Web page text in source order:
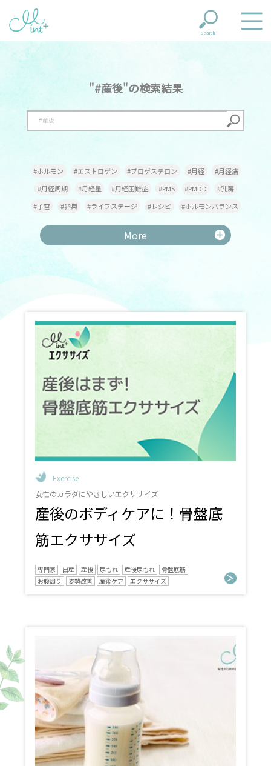
Search
"#産後"の検索結果
#ホルモン #エストロゲン #プロゲステロン #月経
#月経痛
#月経周期
#月経量 #月経困難症 #PMS #PMDD
#乳房
#子宮
#卵巣 #ライフステージ #レシピ
#ホルモンバランス
#貧血
#鉄 #甲状腺機能低下症 #甲状腺機能亢進症
#更年期
#更年期障害
#専門家
#葉酸
#肩こり
#血行促進
#遺伝性卵巣がん
#ヒトパピローマウイルス
#乳がん
#子宮体がん #卵巣がん
#HPV
#過多月経
#不正性器出血
#丈夫な骨
#BMI値
#男性 #テストステロン
#産後尿もれ
#骨盤底筋
#お腹周り #姿勢改善 #産後ケア
#エクササイズ
#不育
#トレーニング #体力低下 #家トレ #筋力
More
Exercise
女性のカラダにやさしいエクササイズ
産後のボディケアに！骨盤底
筋エクササイズ
専門家 出産 産後 尿もれ 産後尿もれ
骨盤底筋
お腹周り
姿勢改善 産後ケア エクササイズ